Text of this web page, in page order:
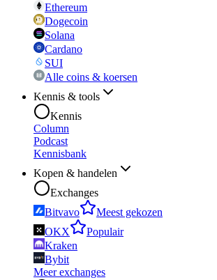
Ethereum
Dogecoin
Solana
Cardano
SUI
Alle coins & koersen
Kennis & tools
Kennis
Column
Podcast
Kennisbank
Kopen & handelen
Exchanges
Bitvavo
Meest gekozen
OKX
Populair
Kraken
Bybit
Meer exchanges